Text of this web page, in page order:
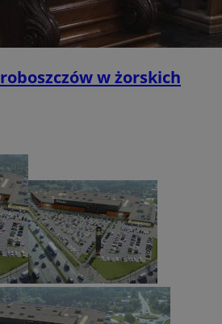
w żorskich